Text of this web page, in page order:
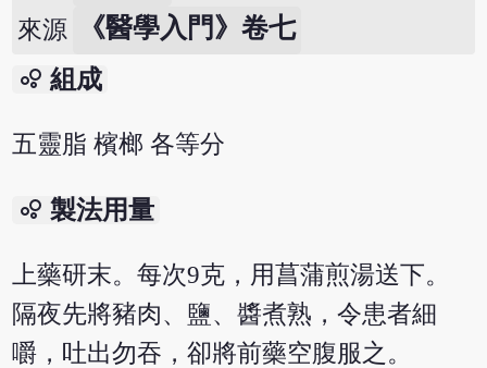
來源 《醫學入門》卷七
bubble_chart 組成
五靈脂 檳榔 各等分
bubble_chart 製法用量
上藥研末。每次9克，用菖蒲煎湯送下。
隔夜先將豬肉、鹽、醬煮熟，令患者細
嚼，吐出勿吞，卻將前藥空腹服之。